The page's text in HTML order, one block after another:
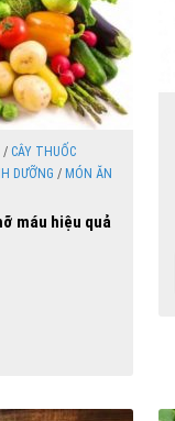
/ CÂY THUỐC
DƯỠNG / MÓN ĂN
máu hiệu quả